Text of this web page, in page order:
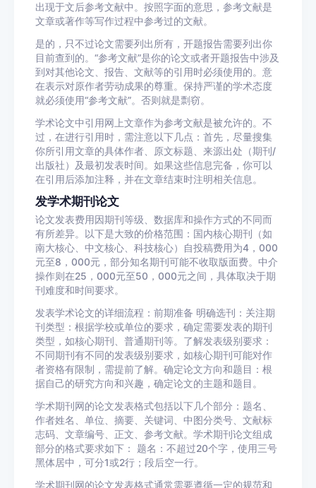
出现于文后参考文献中。按照字面的意思，参考文献是
文章或著作等写作过程中参考过的文献。
是的，只不过论文需要列出所有，开题报告需要列出你
目前查到的。“参考文献”是你的论文或者开题报告中涉及
到对其他论文、报告、文献等的引用时必须使用的。意
在表示对原作者劳动成果的尊重。保持严谨的学术态度
就必须使用“参考文献”。否则就是剽窃。
学术论文中引用网上文章作为参考文献是被允许的。不
过，在进行引用时，需注意以下几点：首先，尽量搜集
你所引用文章的具体作者、原文标题、来源出处（期刊/
出版社）及最初发表时间。如果这些信息完备，你可以
在引用后添加注释，并在文章结束时注明相关信息。
发学术期刊论文
论文发表费用因期刊等级、数据库和操作方式的不同而
有所差异。以下是大致的价格范围：国内核心期刊（如
南大核心、中文核心、科技核心）自投稿费用为4，000
元至8，000元，部分知名期刊可能不收取版面费。中介
操作则在25，000元至50，000元之间，具体取决于期
刊难度和时间要求。
发表学术论文的详细流程：前期准备 明确选刊：关注期
刊类型：根据学校或单位的要求，确定需要发表的期刊
类型，如核心期刊、普通期刊等。了解发表级别要求：
不同期刊有不同的发表级别要求，如核心期刊可能对作
者资格有限制，需提前了解。确定论文方向和题目：根
据自己的研究方向和兴趣，确定论文的主题和题目。
学术期刊网的论文发表格式包括以下几个部分：题名、
作者姓名、单位、摘要、关键词、中图分类号、文献标
志码、文章编号、正文、参考文献。学术期刊论文组成
部分的格式要求如下： 题名：不超过20个字，使用三号
黑体居中，可分1或2行；段后空一行。
学术期刊网的论文发表格式通常需要遵循一定的规范和